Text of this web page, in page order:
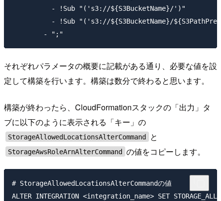
          - !Sub "('s3://${S3BucketName}/')"
- !Sub "('s3://${S3BucketName}/
それぞれパラメータの概要に記載がある通り、必要な値を設
定して構築を行います。構築は数分で終わると思います。
構築が終わったら、CloudFormationスタックの「出力」タ
ブに以下のように表示される「キー」の
StorageAllowedLocationsAlterCommand と
StorageAwsRoleArnAlterCommand の値をコピーします。
# StorageAllowedLocationsAlterCommandの値
ALTER INTEGRATION <integration_name> SET